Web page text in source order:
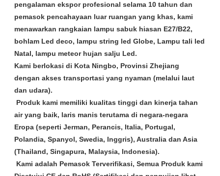
pengalaman ekspor profesional selama 10 tahun dan
pemasok pencahayaan luar ruangan yang khas, kami
menawarkan rangkaian lampu sabuk hiasan E27/B22,
bohlam Led deco, lampu string led Globe, Lampu tali led
Natal, lampu meteor hujan salju Led.
Kami berlokasi di Kota Ningbo, Provinsi Zhejiang
dengan akses transportasi yang nyaman (melalui laut
dan udara).
air yang baik, laris manis terutama di negara-negara
Eropa (seperti Jerman, Perancis, Italia, Portugal,
Polandia, Spanyol, Swedia, Inggris), Australia dan Asia
(Thailand, Singapura, Malaysia, Indonesia).